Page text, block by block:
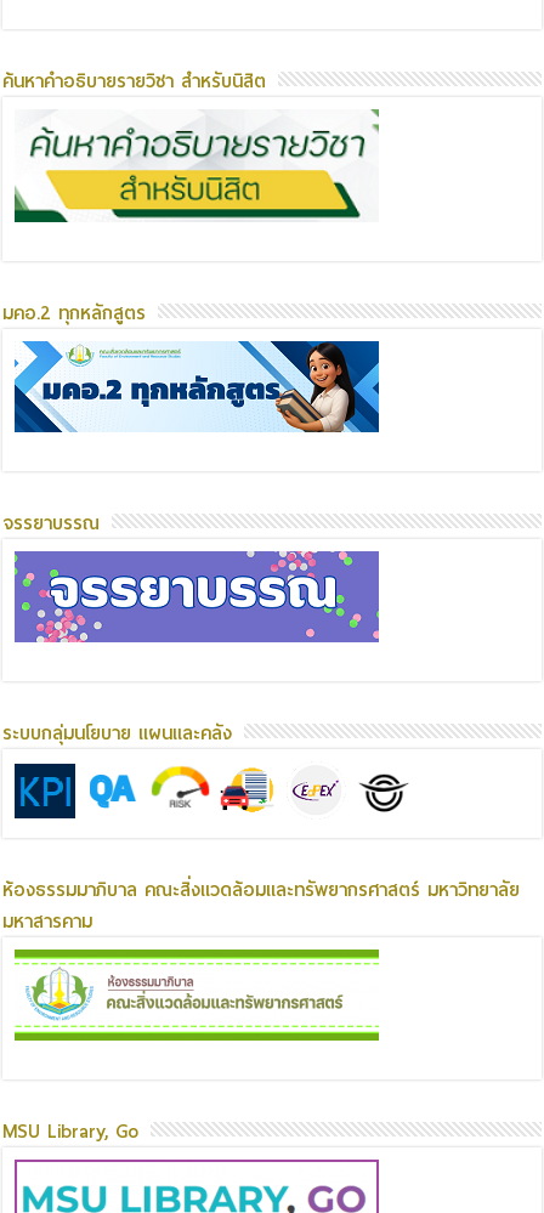
ค้นหาคำอธิบายรายวิชา สำหรับนิสิต
มคอ.2 ทุกหลักสูตร
จรรยาบรรณ
ระบบกลุ่มนโยบาย แผนและคลัง
ห้องธรรมมาภิบาล คณะสิ่งแวดล้อมและทรัพยากรศาสตร์ มหาวิทยาลัย
มหาสารคาม
MSU Library, Go